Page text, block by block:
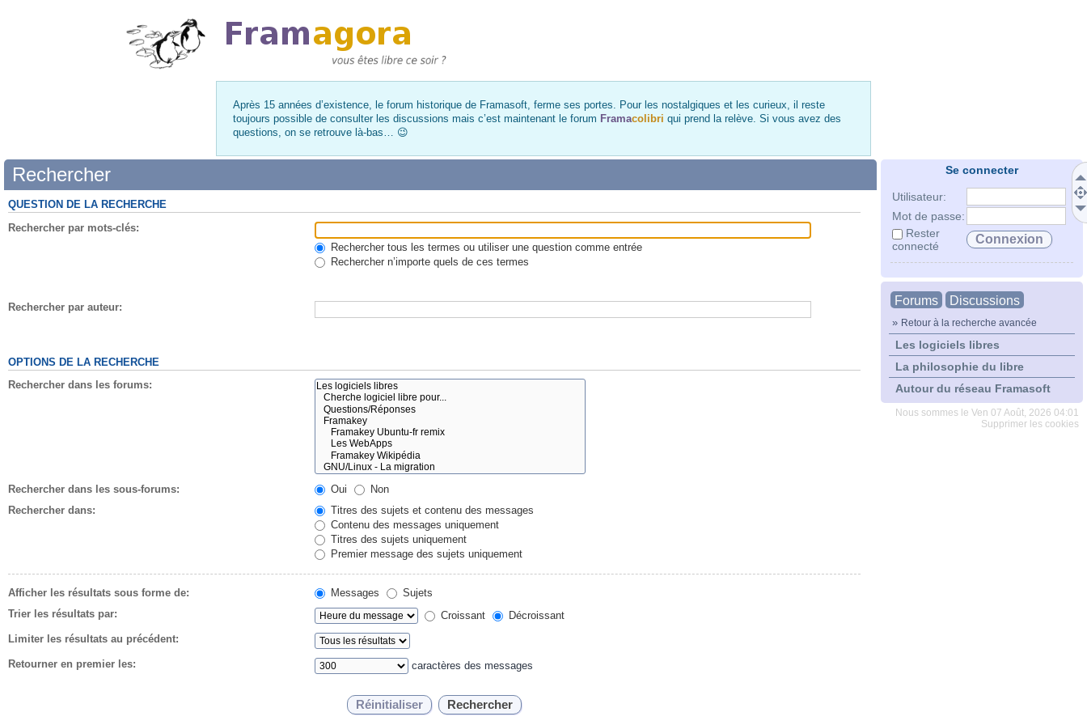
Après 15 années d’existence, le forum historique de Framasoft, ferme ses portes. Pour les nostalgiques et les curieux, il reste
toujours possible de consulter les discussions mais c’est maintenant le forum Framacolibri qui prend la relève. Si vous avez des
questions, on se retrouve là-bas… 😉
Se connecter
Utilisateur:
Mot de passe:
Rester
connecté
Forums Discussions
» Retour à la recherche avancée
Les logiciels libres
La philosophie du libre
Autour du réseau Framasoft
Nous sommes le Ven 07 Août, 2026 04:01
Supprimer les cookies
Rechercher
QUESTION DE LA RECHERCHE
Rechercher par mots-clés:
Rechercher tous les termes ou utiliser une question comme entrée
Rechercher n’importe quels de ces termes
Rechercher par auteur:
OPTIONS DE LA RECHERCHE
Rechercher dans les forums:
Rechercher dans les sous-forums: Oui
Non
Rechercher dans:
Titres des sujets et contenu des messages
Contenu des messages uniquement
Titres des sujets uniquement
Premier message des sujets uniquement
Afficher les résultats sous forme de: Messages
Sujets
Trier les résultats par:
Croissant
Décroissant
Limiter les résultats au précédent:
Retourner en premier les: caractères des messages